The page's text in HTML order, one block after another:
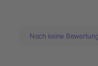
Noch keine